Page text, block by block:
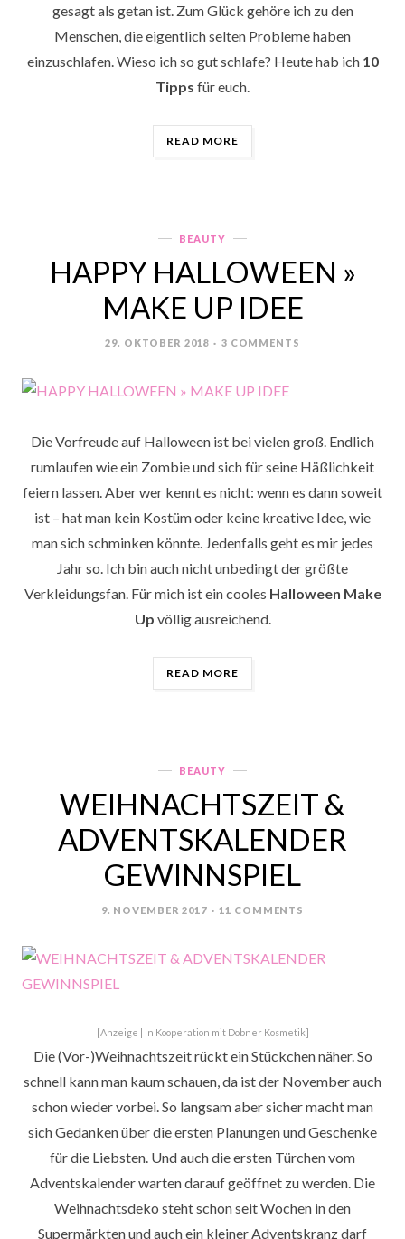
gesagt als getan ist. Zum Glück gehöre ich zu den
Menschen, die eigentlich selten Probleme haben
einzuschlafen. Wieso ich so gut schlafe? Heute hab ich 10
Tipps für euch.
READ MORE
TIPPS
SCHLAF“
Categories
BEAUTY
HAPPY HALLOWEEN »
MAKE UP IDEE
POSTED
29. OKTOBER 2018 3 COMMENTS
Die Vorfreude auf Halloween ist bei vielen groß. Endlich
rumlaufen wie ein Zombie und sich für seine Häßlichkeit
feiern lassen. Aber wer kennt es nicht: wenn es dann soweit
ist – hat man kein Kostüm oder keine kreative Idee, wie
man sich schminken könnte. Jedenfalls geht es mir jedes
Jahr so. Ich bin auch nicht unbedingt der größte
Verkleidungsfan. Für mich ist ein cooles Halloween Make
Up völlig ausreichend.
READ MORE
HALLOWEEN
IDEE“
Categories
BEAUTY
WEIHNACHTSZEIT &
ADVENTSKALENDER
GEWINNSPIEL
POSTED
9. NOVEMBER 2017 11 COMMENTS
[Anzeige | In Kooperation mit Dobner Kosmetik]
Die (Vor-)Weihnachtszeit rückt ein Stückchen näher. So
schnell kann man kaum schauen, da ist der November auch
schon wieder vorbei. So langsam aber sicher macht man
sich Gedanken über die ersten Planungen und Geschenke
für die Liebsten. Und auch die ersten Türchen vom
Adventskalender warten darauf geöffnet zu werden. Die
Weihnachtsdeko steht schon seit Wochen in den
Supermärkten und auch ein kleiner Adventskranz darf